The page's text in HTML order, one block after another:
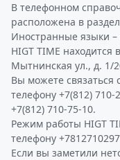
В телефонном
расположена в
Иностранные языки
HIGT TIME находится
Мытнинская ул., д. 1/
Вы можете связаться
телефону +7(812)
+7(812) 710-75-10.
Режим работы HIGT
телефону
Если вы заметили